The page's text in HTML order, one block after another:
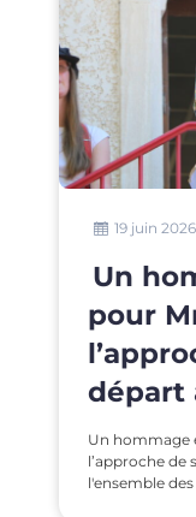
19 juin 2026
Un
pour
départ
Un hommage
l’approche de
l'ensemble des